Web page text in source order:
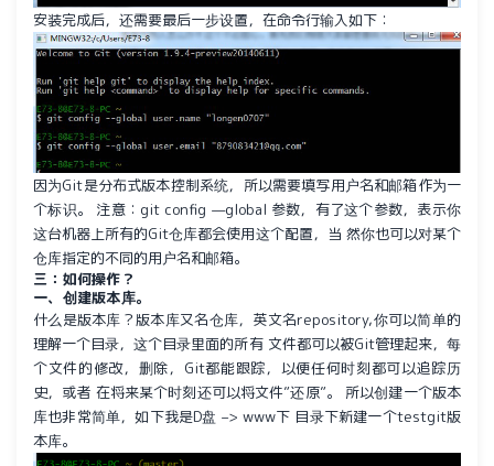
安装完成后，还需要最后一步设置，在命令行输入如下：
因为Git是分布式版本控制系统，所以需要填写用户名和邮箱作为一
个标识。 注意：git config —global 参数，有了这个参数，表示你
这台机器上所有的Git仓库都会使用这个配置，当 然你也可以对某个
仓库指定的不同的用户名和邮箱。
三：如何操作？
一、创建版本库。
什么是版本库？版本库又名仓库，英文名repository,你可以简单的
理解一个目录，这个目录里面的所有 文件都可以被Git管理起来，每
个文件的修改，删除，Git都能跟踪，以便任何时刻都可以追踪历
史，或者 在将来某个时刻还可以将文件”还原”。 所以创建一个版本
库也非常简单，如下我是D盘 –> www下 目录下新建一个testgit版
本库。